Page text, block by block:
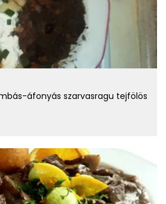
áfonyás szarvasragu tejfölös